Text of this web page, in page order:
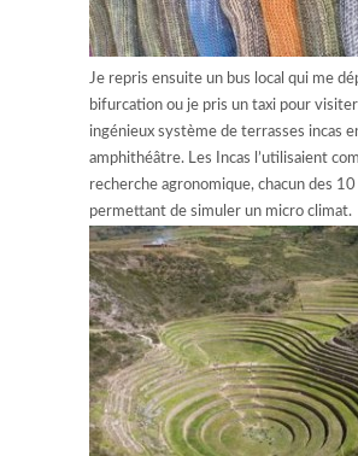
Je repris ensuite un bus local qui me
bifurcation ou je pris un taxi pour
ingénieux système de terrasses incas
amphithéâtre. Les Incas l’utilisaient
recherche agronomique, chacun des 10
permettant de simuler un micro climat.